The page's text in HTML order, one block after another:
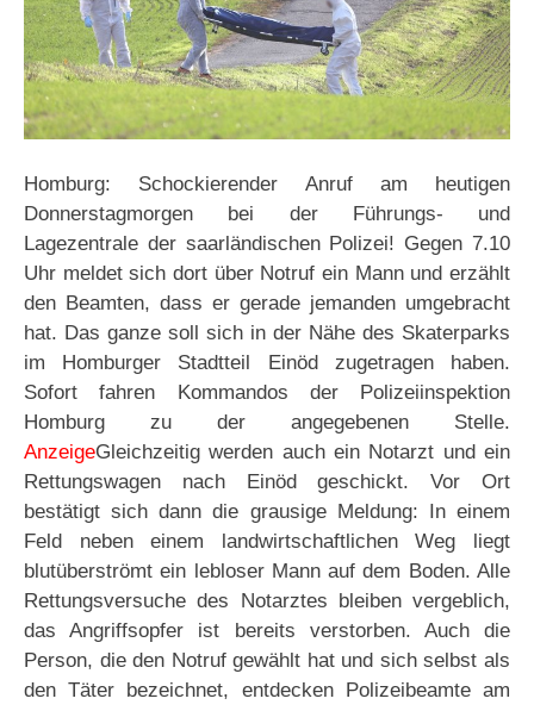
Homburg: Schockierender Anruf am heutigen
Donnerstagmorgen bei der Führungs- und
Lagezentrale der saarländischen Polizei! Gegen 7.10
Uhr meldet sich dort über Notruf ein Mann und erzählt
den Beamten, dass er gerade jemanden umgebracht
hat. Das ganze soll sich in der Nähe des Skaterparks
im Homburger Stadtteil Einöd zugetragen haben.
Sofort fahren Kommandos der Polizeiinspektion
Homburg zu der angegebenen Stelle.
AnzeigeGleichzeitig werden auch ein Notarzt und ein
Rettungswagen nach Einöd geschickt. Vor Ort
bestätigt sich dann die grausige Meldung: In einem
Feld neben einem landwirtschaftlichen Weg liegt
blutüberströmt ein lebloser Mann auf dem Boden. Alle
Rettungsversuche des Notarztes bleiben vergeblich,
das Angriffsopfer ist bereits verstorben. Auch die
Person, die den Notruf gewählt hat und sich selbst als
den Täter bezeichnet, entdecken Polizeibeamte am